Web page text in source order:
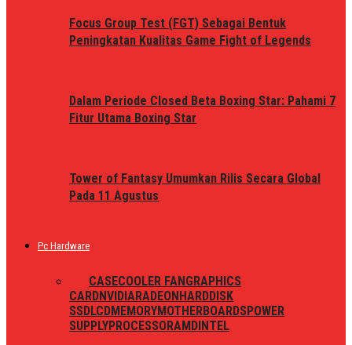
Focus Group Test (FGT) Sebagai Bentuk
Peningkatan Kualitas Game Fight of Legends
Dalam Periode Closed Beta Boxing Star: Pahami 7
Fitur Utama Boxing Star
Tower of Fantasy Umumkan Rilis Secara Global
Pada 11 Agustus
Pc Hardware
CASECOOLER FAN GRAPHICS
CARDNVIDIARADEON HARDDISK
SSDLCDMEMORYMOTHERBOARDSPOWER
SUPPLYPROCESSORAMD INTEL